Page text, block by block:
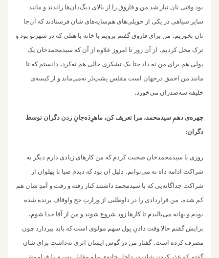
بود وقتی نان تیار شد من و فاروق را از بالای دیگ‌دان‌ها راندند و مانند
سایر سپاهی در یکی از حویلی‌های هم‌سایه‌های شان فرستادند که آن‌جا
نان بخوریم . من برای فاروق گفتم برویم یا خانه یا هتلی که در شهرنو بود و
ترک محل کردیم . از آن روز تا امروز علاوه از آن‌ که سیدمحمدخان یک
پولی هم برای من نه داد حتا یک تشکری خالی هم نه‌کرد . دانستم که تا
مانند من احمق درجهان است مفلس پشتِ‌دَر نه‌می‌ماند و از کیسه‌ی
خلیفه سه‌صدران می‌خورد .
چهره‌‌ی‌ دهمِ سیدمحمد، مرا تعریف کن، ماهرِدَه‌جانِ زدن دگران توسط
دگران:
روزی با سیدمحمدخان صحبت کردم که من کارهای زیادی دارم دیگر به
شراکت ادامه داه نه می‌توانم . دلیل آن بود که دیدم ضیا با پهلوان از
شراکت جداگانه‌یی که با سیدمحمد داشتند کنار رفته و رفت و آمدِ شان هم
کم شده. من قراردادی را در داوطلبی از وزارتِ حج واوقاف برنده شده
بودم و بهانه می‌پالیدم تا کارها زود شروع شوند ‌و من از آقا جدا شوم.
برایش گفتم حالا وقت دادنِ پول سهم مولوی است که باید بپردازد چون
مصرف کرده است.گفتار من در گوش ایشان اثری نه‌داشت برای شان